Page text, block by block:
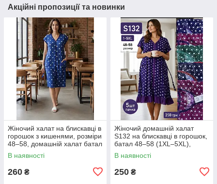
Акційні пропозиції та новинки
Жіночий халат на блискавці в
горошок з кишенями, розміри
48–58, домашній халат батал
В наявності
260 ₴
Жіночий домашній халат
S132 на блискавці в горошок,
батал 48–58 (1XL–5XL),
упаковка 5 шт
В наявності
250 ₴